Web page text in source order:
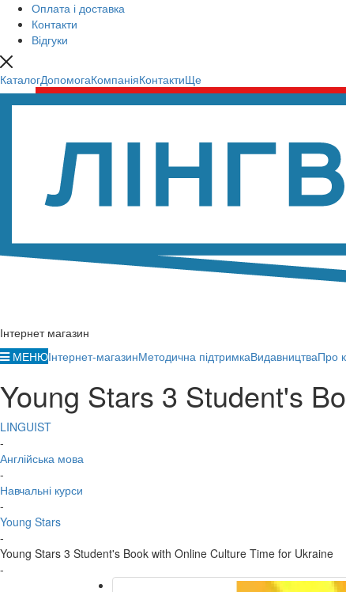
Оплата і доставка
Контакти
Відгуки
КаталогДопомогаКомпаніяКонтактиЩе
Інтернет магазин
МЕНЮІнтернет-магазинМетодична підтримкаВидавництваПро
Young Stars 3 Student's
LINGUIST
-
Англійська мова
-
Навчальні курси
-
Young Stars
-
Young Stars 3 Student's Book with Online Culture Time for Ukraine
-